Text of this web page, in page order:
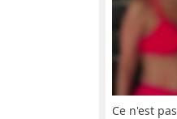
Ce n'est